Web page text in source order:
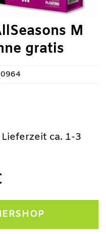
M
gratis
Aktueller
ist:
31,99 €.
ca. 1-3